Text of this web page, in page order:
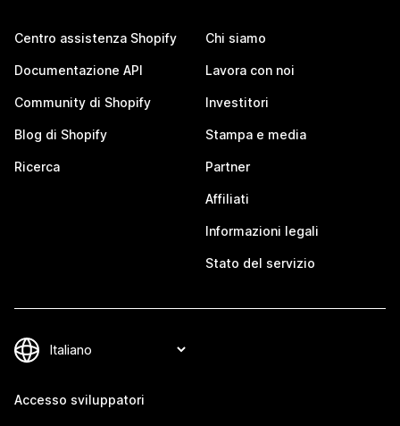
Centro assistenza Shopify
Documentazione API
Community di Shopify
Blog di Shopify
Ricerca
Chi siamo
Lavora con noi
Investitori
Stampa e media
Partner
Affiliati
Informazioni legali
Stato del servizio
Accesso sviluppatori